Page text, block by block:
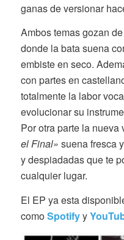
ganas de versionar
Ambos temas gozan
donde la bata suena
embiste en seco.
con partes en
totalmente la labor
evolucionar su
Por otra parte la nueva
el Final» suena fresca
y despiadadas que te
cualquier lugar.
El EP ya esta
comoSpotifyy